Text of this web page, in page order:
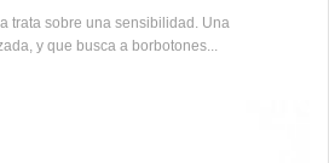
trata sobre una sensibilidad. Una
y que busca a borbotones...